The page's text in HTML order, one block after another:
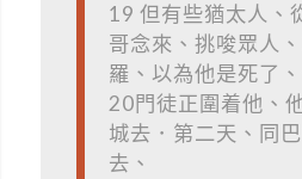
19 但有些猶太人、
哥念來、挑唆眾人
羅、以為他是死了
20門徒正圍着他、
城去．第二天、同
去、